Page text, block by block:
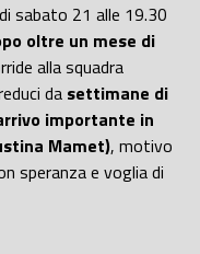
sabato 21 alle 19.30
oltre un mese di
alla squadra
da settimane di
importante in
Mamet), motivo
speranza e voglia di